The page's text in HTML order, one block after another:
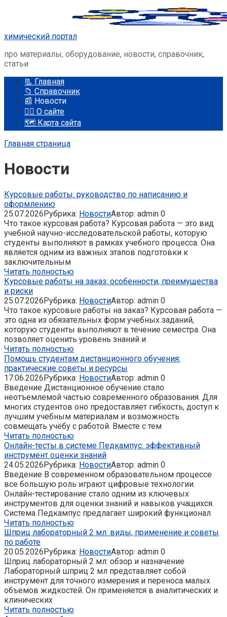
химический портал
про материалы, оборудование, новости, справочник,
статьи
📃 Главная
📁 Справочник
📰 Новости
🤵‍♂️ О сайте
🗺️ Карта сайта
Главная страница
Новости
Курсовые работы: руководство по написанию и
оформлению
25.07.2026Рубрика: НовостиАвтор: admin 0
Что такое курсовая работа? Курсовая работа — это вид
учебной научно-исследовательской работы, которую
студенты выполняют в рамках учебного процесса. Она
является одним из важных этапов подготовки к
заключительным
Читать полностью
Курсовые работы на заказ: особенности, преимущества
и риски
25.07.2026Рубрика: НовостиАвтор: admin 0
Что такое курсовые работы на заказ? Курсовая работа —
это одна из обязательных форм учебных заданий,
которую студенты выполняют в течение семестра. Она
позволяет оценить уровень знаний и
Читать полностью
Помощь студентам дистанционного обучения:
практические советы и ресурсы
17.06.2026Рубрика: НовостиАвтор: admin 0
Введение Дистанционное обучение стало
неотъемлемой частью современного образования. Для
многих студентов оно предоставляет гибкость, доступ к
лучшим учебным материалам и возможность
совмещать учёбу с работой. Вместе с тем
Читать полностью
Онлайн-тесты в системе Педкампус: эффективный
инструмент оценки знаний
24.05.2026Рубрика: НовостиАвтор: admin 0
Введение В современном образовательном процессе
все большую роль играют цифровые технологии.
Онлайн-тестирование стало одним из ключевых
инструментов для оценки знаний и навыков учащихся.
Система Педкампус предлагает широкий функционал
Читать полностью
Шприц лабораторный 2 мл: виды, применение и советы
по работе
20.05.2026Рубрика: НовостиАвтор: admin 0
Шприц лабораторный 2 мл: обзор и назначение
Лабораторный шприц 2 мл представляет собой
инструмент для точного измерения и переноса малых
объемов жидкостей. Он применяется в аналитических и
клинических
Читать полностью